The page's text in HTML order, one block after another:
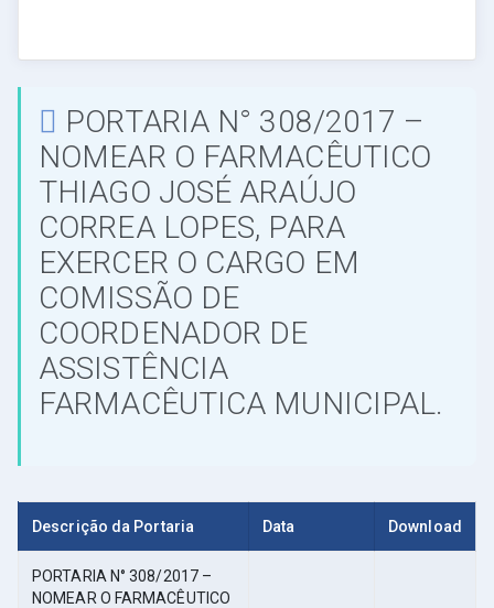
PORTARIA N° 308/2017 –
NOMEAR O FARMACÊUTICO
THIAGO JOSÉ ARAÚJO
CORREA LOPES, PARA
EXERCER O CARGO EM
COMISSÃO DE
COORDENADOR DE
ASSISTÊNCIA
FARMACÊUTICA MUNICIPAL.
Descrição da Portaria Data Download
PORTARIA N° 308/2017 –
NOMEAR O FARMACÊUTICO